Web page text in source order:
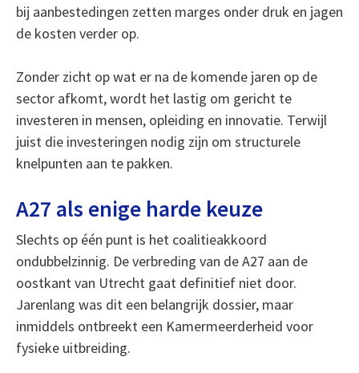
bij aanbestedingen zetten marges onder druk en jagen
de kosten verder op.
Zonder zicht op wat er na de komende jaren op de
sector afkomt, wordt het lastig om gericht te
investeren in mensen, opleiding en innovatie. Terwijl
juist die investeringen nodig zijn om structurele
knelpunten aan te pakken.
A27 als enige harde keuze
Slechts op één punt is het coalitieakkoord
ondubbelzinnig. De verbreding van de A27 aan de
oostkant van Utrecht gaat definitief niet door.
Jarenlang was dit een belangrijk dossier, maar
inmiddels ontbreekt een Kamermeerderheid voor
fysieke uitbreiding.